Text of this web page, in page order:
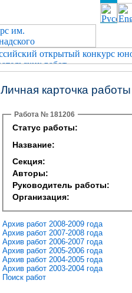
Личная карточка работы
Работа № 181206
Статус работы:
Название:
Секция:
Авторы:
Руководитель работы:
Организация:
Архив работ 2008-2009 года
Архив работ 2007-2008 года
Архив работ 2006-2007 года
Архив работ 2005-2006 года
Архив работ 2004-2005 года
Архив работ 2003-2004 года
Поиск работ